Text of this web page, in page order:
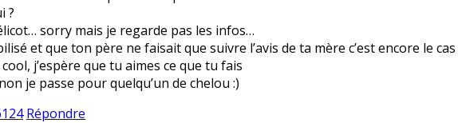
?
sorry mais je regarde pas les infos…
et que ton père ne faisait que suivre l’avis de ta mère c’est encore le cas
j’espère que tu aimes ce que tu fais
je passe pour quelqu’un de chelou :)
Répondre